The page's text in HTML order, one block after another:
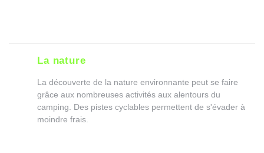
La nature
La découverte de la nature environnante peut se faire
grâce aux nombreuses activités aux alentours du
camping. Des pistes cyclables permettent de s'évader à
moindre frais.